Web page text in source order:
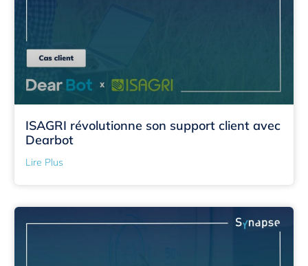
ISAGRI révolutionne son support client avec
Dearbot
Lire Plus